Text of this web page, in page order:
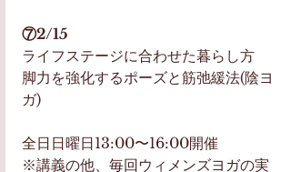
⑦2/15
ライフステージに合わせた暮らし方
脚力を強化するポーズと筋弛緩法(陰ヨ
ガ)
全日日曜日13:00〜16:00開催
※講義の他、毎回ウィメンズヨガの実